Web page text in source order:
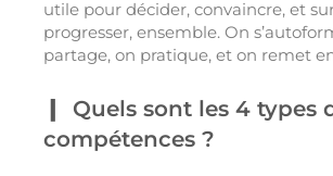
utile pour décider, convaincre, et
progresser, ensemble. On
partage, on pratique, et on remet
Quels sont les 4 types
compétences ?